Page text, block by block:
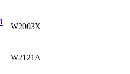
W2003X
W2121A